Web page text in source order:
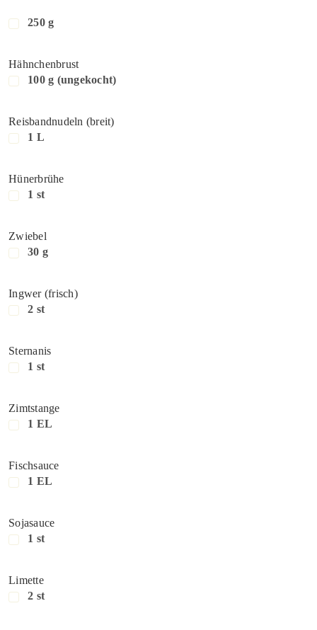
250 g
Hähnchenbrust
100 g (ungekocht)
Reisbandnudeln (breit)
1 L
Hünerbrühe
1 st
Zwiebel
30 g
Ingwer (frisch)
2 st
Sternanis
1 st
Zimtstange
1 EL
Fischsauce
1 EL
Sojasauce
1 st
Limette
2 st